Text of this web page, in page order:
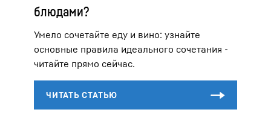
блюдами?
Умело сочетайте еду и вино: узнайте
основные правила идеального сочетания -
читайте прямо сейчас.